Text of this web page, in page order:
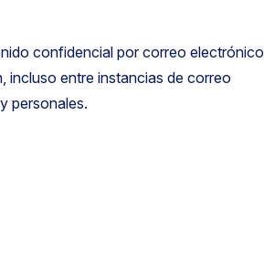
confidencial por correo electrónico
incluso entre instancias de correo
personales.